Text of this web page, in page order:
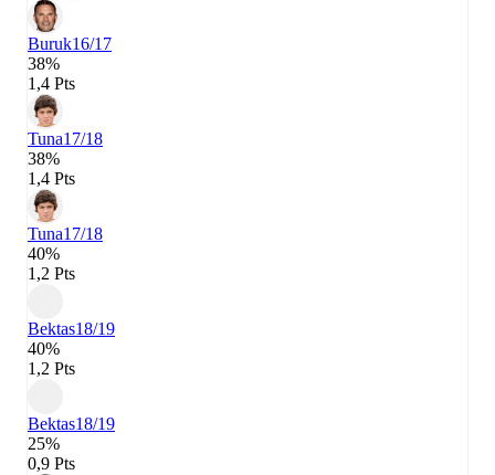
Buruk16/17
38%
1,4 Pts
Tuna17/18
38%
1,4 Pts
Tuna17/18
40%
1,2 Pts
Bektas18/19
40%
1,2 Pts
Bektas18/19
25%
0,9 Pts